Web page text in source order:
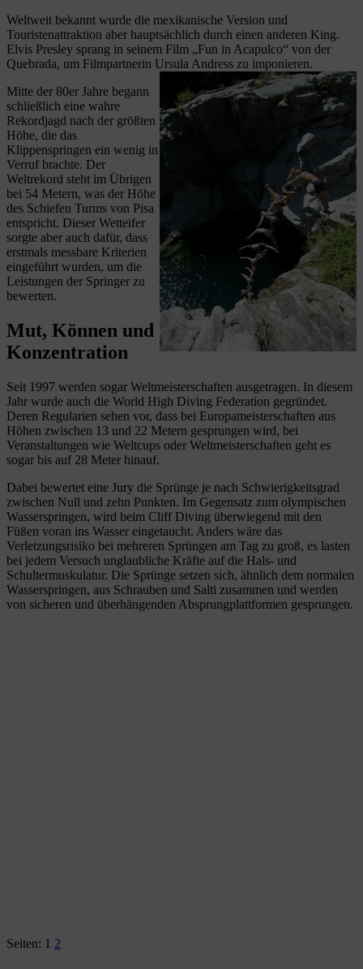
Weltweit bekannt wurde die mexikanische Version und
Touristenattraktion aber hauptsächlich durch einen anderen King.
Elvis Presley sprang in seinem Film „Fun in Acapulco“ von der
Quebrada, um Filmpartnerin Ursula Andress zu imponieren.
Mitte der 80er Jahre begann
schließlich eine wahre
Rekordjagd nach der größten
Höhe, die das
Klippenspringen ein wenig in
Verruf brachte. Der
Weltrekord steht im Übrigen
bei 54 Metern, was der Höhe
des Schiefen Turms von Pisa
entspricht. Dieser Wetteifer
sorgte aber auch dafür, dass
erstmals messbare Kriterien
eingeführt wurden, um die
Leistungen der Springer zu
bewerten.
Mut, Können und
Konzentration
Seit 1997 werden sogar Weltmeisterschaften ausgetragen. In diesem
Jahr wurde auch die World High Diving Federation gegründet.
Deren Regularien sehen vor, dass bei Europameisterschaften aus
Höhen zwischen 13 und 22 Metern gesprungen wird, bei
Veranstaltungen wie Weltcups oder Weltmeisterschaften geht es
sogar bis auf 28 Meter hinauf.
Dabei bewertet eine Jury die Sprünge je nach Schwierigkeitsgrad
zwischen Null und zehn Punkten. Im Gegensatz zum olympischen
Wasserspringen, wird beim Cliff Diving überwiegend mit den
Füßen voran ins Wasser eingetaucht. Anders wäre das
Verletzungsrisiko bei mehreren Sprüngen am Tag zu groß, es lasten
bei jedem Versuch unglaubliche Kräfte auf die Hals- und
Schultermuskulatur. Die Sprünge setzen sich, ähnlich dem normalen
Wasserspringen, aus Schrauben und Salti zusammen und werden
von sicheren und überhängenden Absprungplattformen gesprungen.
Seiten: 1 2